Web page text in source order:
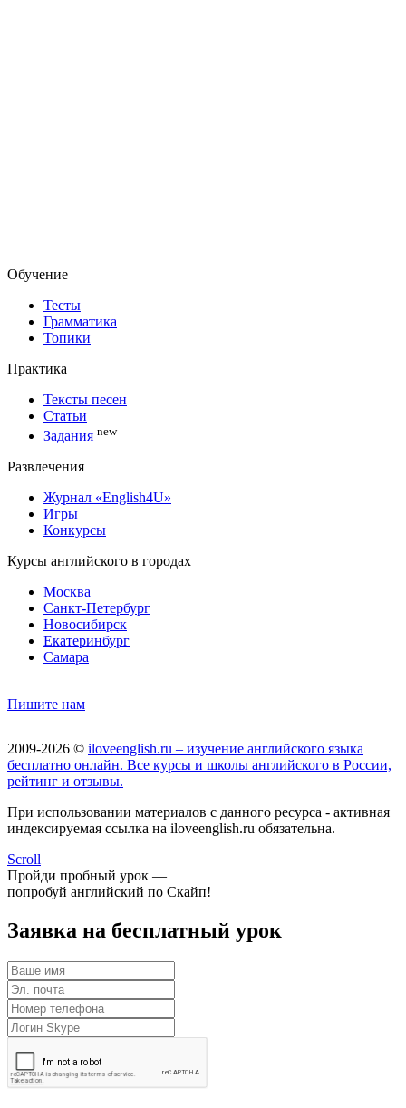
Обучение
Тесты
Грамматика
Топики
Практика
Тексты песен
Статьи
Задания new
Развлечения
Журнал «English4U»
Игры
Конкурсы
Курсы английского в городах
Москва
Санкт-Петербург
Новосибирск
Екатеринбург
Самара
Пишите нам
2009-2026 © iloveenglish.ru – изучение английского языка
бесплатно онлайн. Все курсы и школы английского в России,
рейтинг и отзывы.
При использовании материалов с данного ресурса - активная
индексируемая ссылка на iloveenglish.ru обязательна.
Scroll
Пройди пробный урок —
попробуй английский по Скайп!
Заявка на бесплатный урок